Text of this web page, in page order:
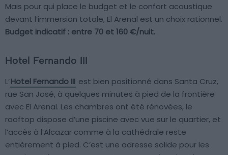
Mais pour qui place le budget et le confort acoustique
devant l’immersion totale, El Arenal est un choix rationnel.
Budget indicatif : entre 70 et 160 €/nuit.
Hotel Fernando III
L’Hotel Fernando III est bien positionné dans Santa Cruz,
rue San José, à quelques minutes à pied de la frontière
avec El Arenal. Les chambres ont été rénovées, le
rooftop dispose d’une piscine avec vue sur le quartier, et
l’accès à l’Alcazar comme à la cathédrale reste
entièrement à pied. C’est une adresse solide pour les